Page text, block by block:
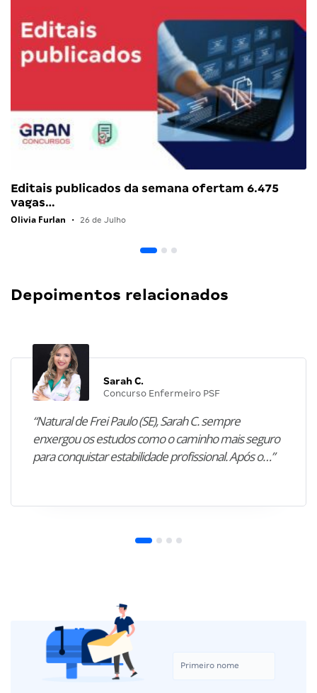
Editais publicados da semana ofertam 6.475
vagas…
Olivia Furlan • 26 de Julho
Depoimentos relacionados
Sarah C.
Concurso Enfermeiro PSF
“Natural de Frei Paulo (SE), Sarah C. sempre
enxergou os estudos como o caminho mais seguro
para conquistar estabilidade profissional. Após o…”